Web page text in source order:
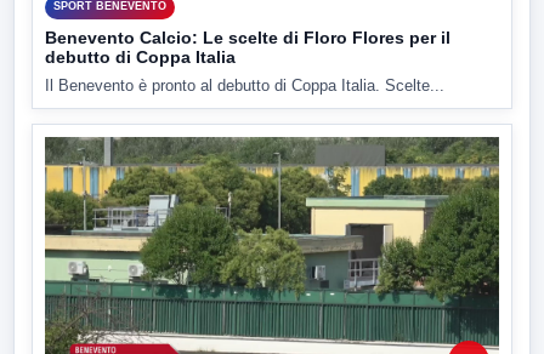
SPORT BENEVENTO
Benevento Calcio: Le scelte di Floro Flores per il
debutto di Coppa Italia
Il Benevento è pronto al debutto di Coppa Italia. Scelte...